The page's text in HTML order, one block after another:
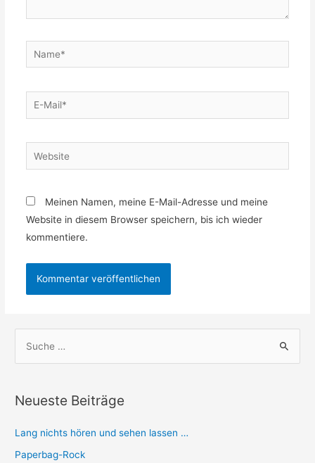
Name*
E-
Mail*
Website
Meinen Namen, meine E-Mail-Adresse und meine
Website in diesem Browser speichern, bis ich wieder
kommentiere.
h
n
n
Neueste Beiträge
Lang nichts hören und sehen lassen …
Paperbag-Rock